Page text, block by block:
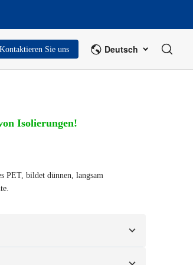
Kontaktieren Sie uns Deutsch
Isolierungen!
PET, bildet dünnen, langsam